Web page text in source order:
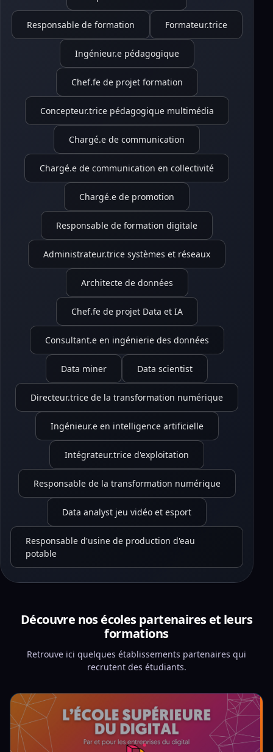
Responsable de formation Formateur.trice
Ingénieur.e pédagogique
Chef.fe de projet formation
Concepteur.trice pédagogique multimédia
Chargé.e de communication
Chargé.e de communication en collectivité
Chargé.e de promotion
Responsable de formation digitale
Administrateur.trice systèmes et réseaux
Architecte de données
Chef.fe de projet Data et IA
Consultant.e en ingénierie des données
Data miner Data scientist
Directeur.trice de la transformation numérique
Ingénieur.e en intelligence artificielle
Intégrateur.trice d'exploitation
Responsable de la transformation numérique
Data analyst jeu vidéo et esport
Responsable d'usine de production d'eau
potable
Découvre nos écoles partenaires et leurs
formations
Retrouve ici quelques établissements partenaires qui
recrutent des étudiants.